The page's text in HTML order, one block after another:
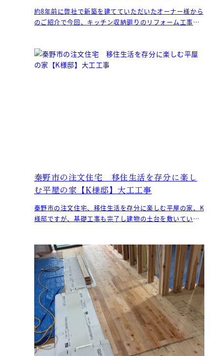
約8年前に弊社で新築を建てていただいたオーナー様から
のご紹介で今回、キッチン収納廻りのリフォーム工事の
秦野市の注文住宅 移住生活を存分に楽し
む平屋の家【K様邸】大工工事
秦野市の注文住宅、移住生活を存分に楽しむ平屋の家、K
様邸ですが、基礎工事も完了し建物の土台を敷いていま